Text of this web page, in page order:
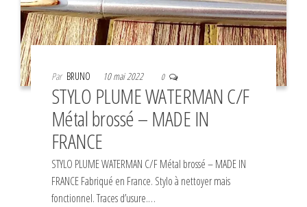
Par BRUNO 10 mai 2022 0
STYLO PLUME WATERMAN C/F
Métal brossé – MADE IN
FRANCE
STYLO PLUME WATERMAN C/F Métal brossé – MADE IN
FRANCE Fabriqué en France. Stylo à nettoyer mais
fonctionnel. Traces d’usure.…